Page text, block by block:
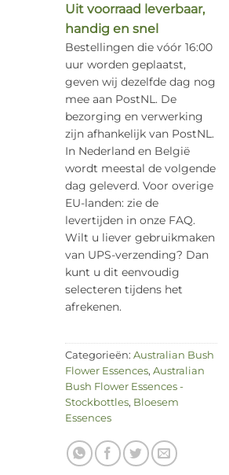
Uit voorraad leverbaar,
handig en snel
Bestellingen die vóór 16:00
uur worden geplaatst,
geven wij dezelfde dag nog
mee aan PostNL. De
bezorging en verwerking
zijn afhankelijk van PostNL.
In Nederland en België
wordt meestal de volgende
dag geleverd. Voor overige
EU-landen: zie de
levertijden in onze FAQ.
Wilt u liever gebruikmaken
van UPS-verzending? Dan
kunt u dit eenvoudig
selecteren tijdens het
afrekenen.
Categorieën: Australian Bush
Flower Essences, Australian
Bush Flower Essences -
Stockbottles, Bloesem
Essences